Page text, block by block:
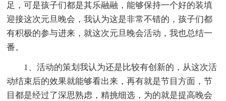
足，可是孩子们都是其乐融融，能够保持一个好的装填
迎接这次元旦晚会，我认为这是非常不错的，孩子们都
有积极的参与进来，就这次元旦晚会活动，我也总结一
番。
1、活动的策划我认为还是比较有创新的，从这次活
动结束后的效果就能够看出来，再有就是节目方面，节
目都是经过了深思熟虑，精挑细选，为的就是提高晚会